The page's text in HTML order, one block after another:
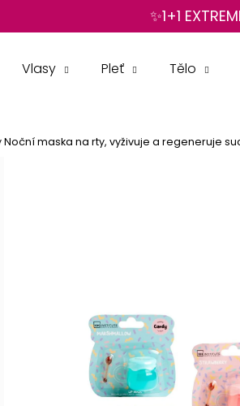
✨1+1
Vlasy Pleť Tělo
Noční maska na rty, vyživuje a regeneruje
BODY BY SIMONA BIO JASMINE
ORGANICKÉ RUČNĚ VYRÁBĚNÉ
BAMBUCKÉ MÁSLO PRO OSLNIVÝ LESK